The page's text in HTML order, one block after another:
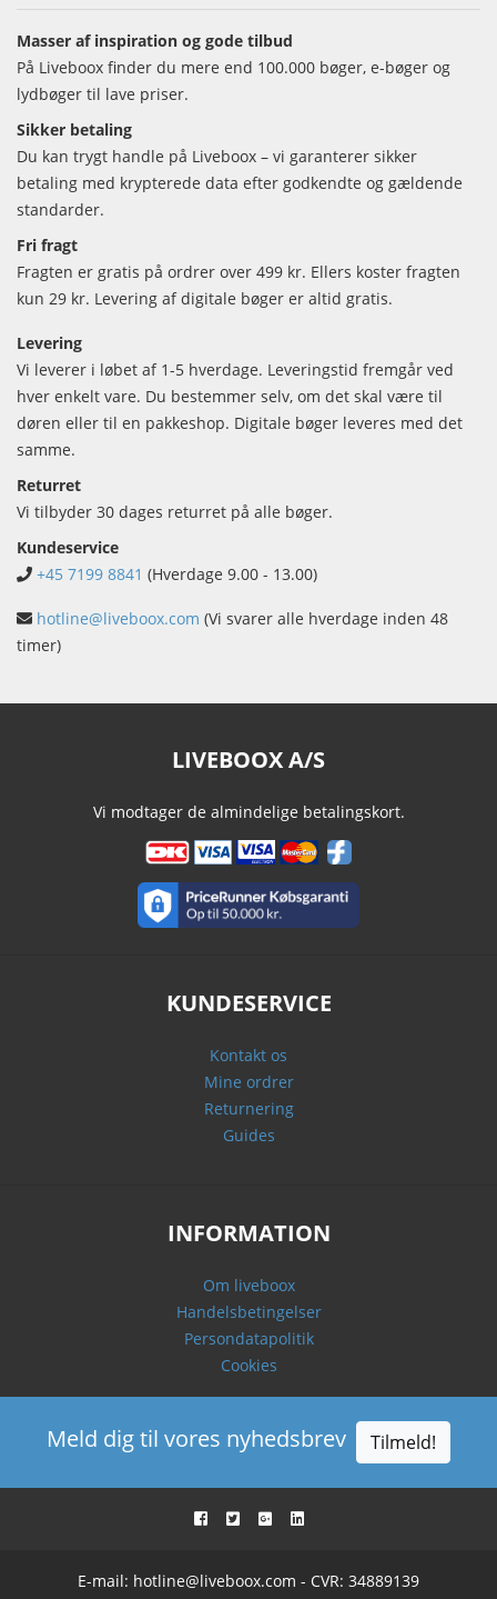
Masser af inspiration og gode tilbud
På Liveboox finder du mere end 100.000 bøger, e-bøger og
lydbøger til lave priser.
Sikker betaling
Du kan trygt handle på Liveboox – vi garanterer sikker
betaling med krypterede data efter godkendte og gældende
standarder.
Fri fragt
Fragten er gratis på ordrer over 499 kr. Ellers koster fragten
kun 29 kr. Levering af digitale bøger er altid gratis.
Levering
Vi leverer i løbet af 1-5 hverdage. Leveringstid fremgår ved
hver enkelt vare. Du bestemmer selv, om det skal være til
døren eller til en pakkeshop. Digitale bøger leveres med det
samme.
Returret
Vi tilbyder 30 dages returret på alle bøger.
Kundeservice
+45 7199 8841 (Hverdage 9.00 - 13.00)
hotline@liveboox.com (Vi svarer alle hverdage inden 48
timer)
LIVEBOOX A/S
Vi modtager de almindelige betalingskort.
KUNDESERVICE
Kontakt os
Mine ordrer
Returnering
Guides
INFORMATION
Om liveboox
Handelsbetingelser
Persondatapolitik
Cookies
Meld dig til vores nyhedsbrev Tilmeld!
E-mail: hotline@liveboox.com - CVR: 34889139